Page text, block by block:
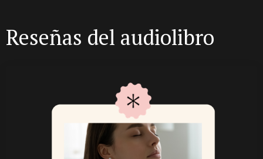
Reseñas del audiolibro